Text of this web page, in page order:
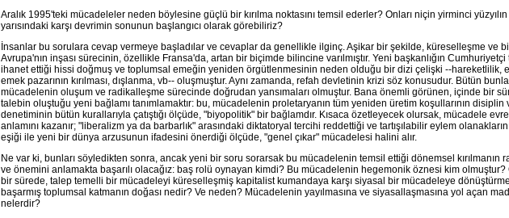
Aralık 1995'teki mücadeleler neden böylesine güçlü bir kırılma noktasını temsil ederler? Onları niçin yirminci
yarısındaki karşı devrimin sonunun başlangıcı olarak görebiliriz?
İnsanlar bu sorulara cevap vermeye başladılar ve cevaplar da genellikle ilginç. Aşikar bir şekilde, küreselleşme ve
Avrupa'nın inşası sürecinin, özellikle Fransa'da, artan bir biçimde bilincine varılmıştır. Yeni başkanlığın
ihanet ettiği hissi doğmuş ve toplumsal emeğin yeniden örgütlenmesinin neden olduğu bir dizi çelişki --hareketlilik,
emek pazarının kırılması, dışlanma, vb-- oluşmuştur. Aynı zamanda, refah devletinin krizi söz konusudur. Bütün
mücadelenin oluşum ve radikalleşme sürecinde doğrudan yansımaları olmuştur. Bana önemli görünen, içinde bir
talebin oluştuğu yeni bağlamı tanımlamaktır: bu, mücadelenin proletaryanın tüm yeniden üretim koşullarının disiplin
denetiminin bütün kurallarıyla çatıştığı ölçüde, "biyopolitik" bir bağlamdır. Kısaca özetleyecek olursak, mücadele
anlamını kazanır; "liberalizm ya da barbarlık" arasındaki diktatoryal tercihi reddettiği ve tartışılabilir eylem
eşiği ile yeni bir dünya arzusunun ifadesini önerdiği ölçüde, "genel çıkar" mücadelesi halini alır.
Ne var ki, bunları söyledikten sonra, ancak yeni bir soru sorarsak bu mücadelenin temsil ettiği dönemsel kırılmanın
ve önemini anlamakta başarılı olacağız: baş rolü oynayan kimdi? Bu mücadelenin hegemonik öznesi kim olmuştur?
bir sürede, talep temelli bir mücadeleyi küreselleşmiş kapitalist kumandaya karşı siyasal bir mücadeleye
başarmış toplumsal katmanın doğası nedir? Ve neden? Mücadelenin yayılmasına ve siyasallaşmasına yol açan
nelerdir?